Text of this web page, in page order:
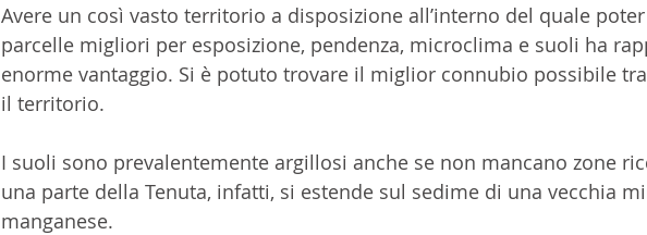
Avere un così vasto territorio a disposizione all’interno del quale
parcelle migliori per esposizione, pendenza, microclima e suoli ha
enorme vantaggio. Si è potuto trovare il miglior connubio possibile
il territorio.
I suoli sono prevalentemente argillosi anche se non mancano zone
una parte della Tenuta, infatti, si estende sul sedime di una vecchia
manganese.